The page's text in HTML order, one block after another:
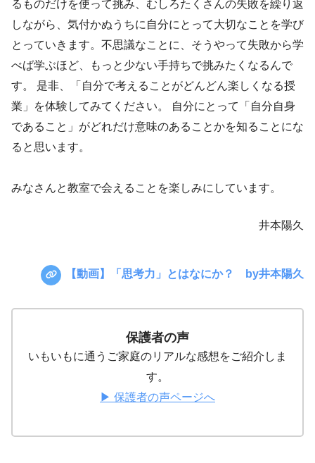
るものだけを使って挑み、むしろたくさんの失敗を繰り返
しながら、気付かぬうちに自分にとって大切なことを学び
とっていきます。不思議なことに、そうやって失敗から学
べば学ぶほど、もっと少ない手持ちで挑みたくなるんで
す。 是非、「自分で考えることがどんどん楽しくなる授
業」を体験してみてください。 自分にとって「自分自身
であること」がどれだけ意味のあることかを知ることにな
ると思います。
みなさんと教室で会えることを楽しみにしています。
井本陽久
【動画】「思考力」とはなにか？ by井本陽久
保護者の声
いもいもに通うご家庭のリアルな感想をご紹介しま
す。
▶ 保護者の声ページへ